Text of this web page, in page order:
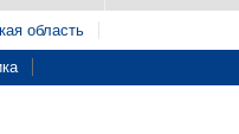
область